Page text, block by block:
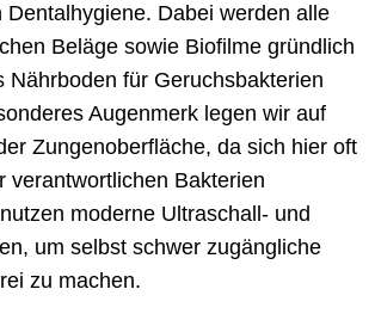
Dentalhygiene. Dabei werden alle
Beläge sowie Biofilme gründlich
Nährboden für Geruchsbakterien
Augenmerk legen wir auf
Zungenoberfläche, da sich hier oft
verantwortlichen Bakterien
moderne Ultraschall- und
um selbst schwer zugängliche
zu machen.